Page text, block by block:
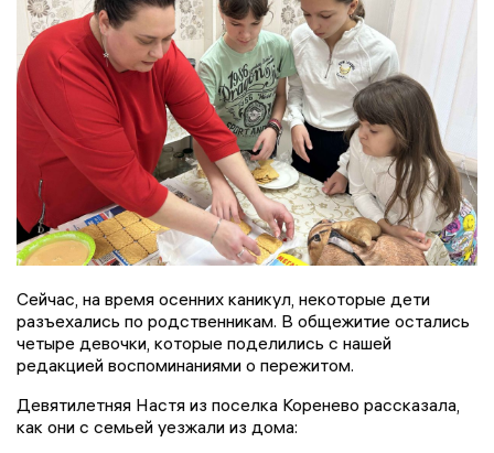
Сейчас, на время осенних каникул, некоторые дети
разъехались по родственникам. В общежитие остались
четыре девочки, которые поделились с нашей
редакцией воспоминаниями о пережитом.
Девятилетняя Настя из поселка Коренево рассказала,
как они с семьей уезжали из дома: